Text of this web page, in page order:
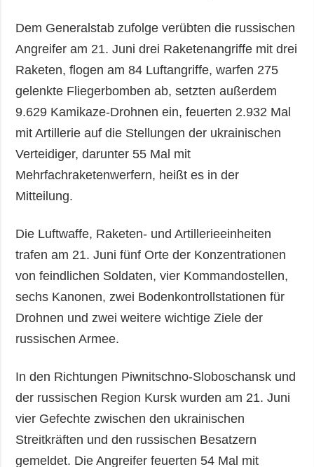
Dem Generalstab zufolge verübten die russischen
Angreifer am 21. Juni drei Raketenangriffe mit drei
Raketen, flogen am 84 Luftangriffe, warfen 275
gelenkte Fliegerbomben ab, setzten außerdem
9.629 Kamikaze-Drohnen ein, feuerten 2.932 Mal
mit Artillerie auf die Stellungen der ukrainischen
Verteidiger, darunter 55 Mal mit
Mehrfachraketenwerfern, heißt es in der
Mitteilung.
Die Luftwaffe, Raketen- und Artillerieeinheiten
trafen am 21. Juni fünf Orte der Konzentrationen
von feindlichen Soldaten, vier Kommandostellen,
sechs Kanonen, zwei Bodenkontrollstationen für
Drohnen und zwei weitere wichtige Ziele der
russischen Armee.
In den Richtungen Piwnitschno-Sloboschansk und
der russischen Region Kursk wurden am 21. Juni
vier Gefechte zwischen den ukrainischen
Streitkräften und den russischen Besatzern
gemeldet. Die Angreifer feuerten 54 Mal mit